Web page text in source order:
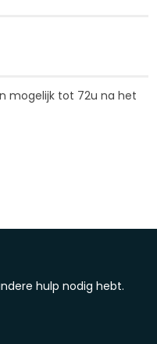
mogelijk tot 72u na het
hulp nodig hebt.